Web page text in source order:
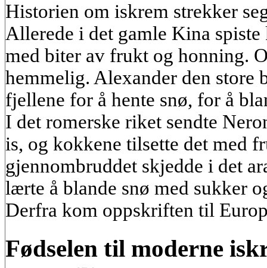
Historien om iskrem strekker
Allerede i det gamle Kina
med biter av frukt og honning.
hemmelig. Alexander den store
fjellene for å hente snø, for å
I det romerske riket sendte
is, og kokkene tilsette det med
gjennombruddet skjedde i det
lærte å blande snø med sukker
Derfra kom oppskriften til
Fødselen til moderne